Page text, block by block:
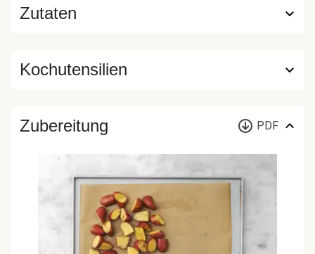
Zutaten
Kochutensilien
Zubereitung PDF